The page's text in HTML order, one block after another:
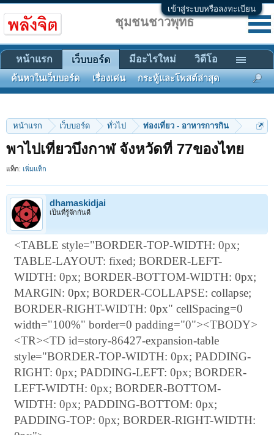
เข้าสู่ระบบหรือลงทะเบียน
หน้าแรก เว็บบอร์ด ทั่วไป ท่องเที่ยว - อาหารการกิน
พาไปเที่ยวบึงกาฬ จังหวัดที่ 77ของไทย
แท็ก: เพิ่มแท็ก
dhamaskidjai
เป็นที่รู้จักกันดี
<TABLE style="BORDER-TOP-WIDTH: 0px;
TABLE-LAYOUT: fixed; BORDER-LEFT-
WIDTH: 0px; BORDER-BOTTOM-WIDTH: 0px;
MARGIN: 0px; BORDER-COLLAPSE: collapse;
BORDER-RIGHT-WIDTH: 0px" cellSpacing=0
width="100%" border=0 padding="0"><TBODY>
<TR><TD id=story-86427-expansion-table
style="BORDER-TOP-WIDTH: 0px; PADDING-
RIGHT: 0px; PADDING-LEFT: 0px; BORDER-
LEFT-WIDTH: 0px; BORDER-BOTTOM-
WIDTH: 0px; PADDING-BOTTOM: 0px;
PADDING-TOP: 0px; BORDER-RIGHT-WIDTH:
ชุมชนชาวพุทธ
หน้าแรก เว็บบอร์ด
ค้นหาในเว็บบอร์ด เรื่องเด่น กระทู้และโพสต์ล่าสุด
มีอะไรใหม่ วิดีโอ